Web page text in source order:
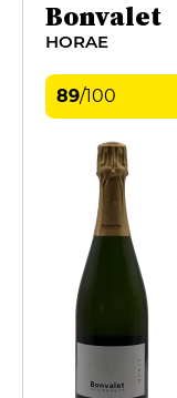
Bonvalet
HORAE
89/100